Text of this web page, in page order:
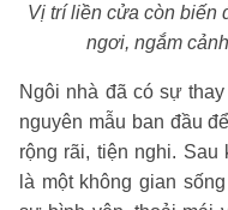
Vị trí liền cửa còn biến
ngơi, ngắm
Ngôi nhà đã có sự
nguyên mẫu ban đầu
rộng rãi, tiện nghi. Sau
là một không gian